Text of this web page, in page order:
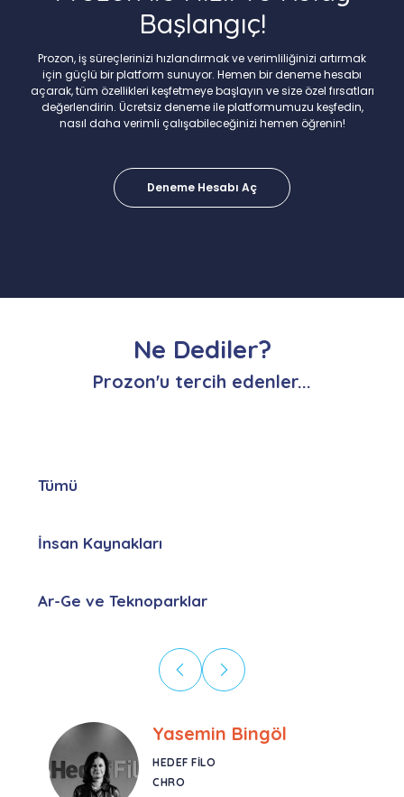
Başlangıç!
Prozon, iş süreçlerinizi hızlandırmak ve verimliliğinizi artırmak
için güçlü bir platform sunuyor. Hemen bir deneme hesabı
açarak, tüm özellikleri keşfetmeye başlayın ve size özel fırsatları
değerlendirin. Ücretsiz deneme ile platformumuzu keşfedin,
nasıl daha verimli çalışabileceğinizi hemen öğrenin!
Deneme Hesabı Aç
Ne Dediler?
Prozon'u tercih edenler...
Tümü
İnsan Kaynakları
Ar-Ge ve Teknoparklar
Ebru Kural
CORESYS
SATIŞ YÖNETICISI